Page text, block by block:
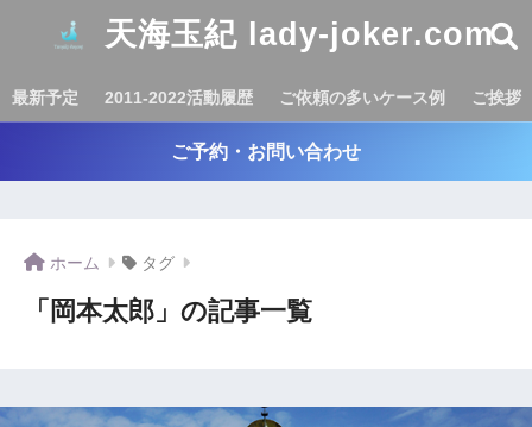
天海玉紀 lady-joker.com
最新予定 2011-2022活動履歴 ご依頼の多いケース例 ご挨拶
ご予約・お問い合わせ
ホーム タグ
「岡本太郎」の記事一覧